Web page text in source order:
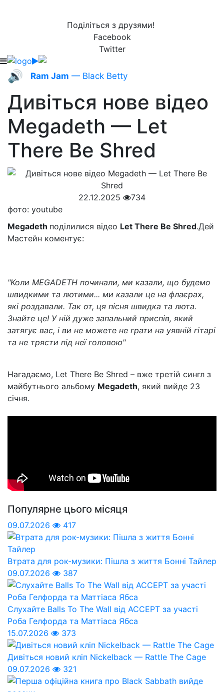
Поділіться з друзями!
Facebook
Twitter
🔊 Ram Jam — Black Betty
Дивіться нове відео
Megadeth — Let
There Be Shred
22.12.2025
734
фото: youtube
Megadeth поділилися відео Let There Be Shred.Дей
Мастейн коментує:
"Коли MEGADETH починали, ми казали, що будемо
швидкими та лютими... ми казали це на флаєрах,
які роздавали. Так от, ця пісня швидка та люта.
Знайте це! У ній дуже запальний приспів, який
затягує вас, і ви не можете не грати на уявній гітарі
та не трясти під неї головою"
Нагадаємо, Let There Be Shred – вже третій сингл з
майбутнього альбому Megadeth, який вийде 23
січня.
Популярне цього місяця
09.07.2026 417
Втрата для рок-музики: Пішла з життя Бонні Тайлер
09.07.2026
387
Слухайте Balls To The Wall від ACCEPT за участі
Роба Гелфорда та Маттіаса Ябса
15.07.2026
373
Дивіться новий кліп Nickelback — Rattle The Cage
09.07.2026
321